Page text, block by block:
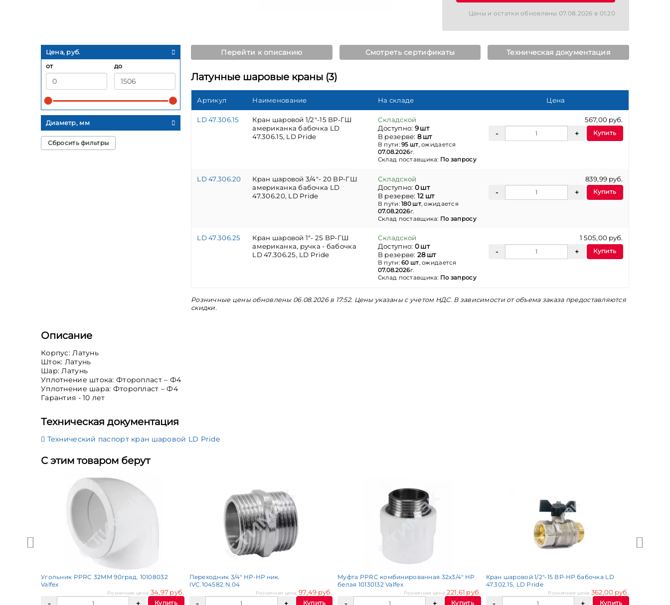
Цены и остатки обновлены 07.08.2026 в 01:20
Цена, руб.
от
до
Диаметр, мм
Сбросить фильтры
Перейти к описанию Смотреть сертификаты Техническая документация
Латунные шаровые краны (3)
Артикул Наименование На складе Цена
LD 47.306.15
Кран шаровой 1/2"-15 ВР-ГШ
американка бабочка LD
47.306.15, LD Pride
Складской
Доступно: 9 шт
В резерве:8 шт
В пути:95 шт, ожидается
07.08.2026г.
Склад поставщика: По запросу
567,00 руб.
Купить
LD 47.306.20
Кран шаровой 3/4"- 20 ВР-ГШ
американка бабочка LD
47.306.20, LD Pride
Складской
Доступно: 0 шт
В резерве:12 шт
В пути:180 шт, ожидается
07.08.2026г.
Склад поставщика: По запросу
839,99 руб.
Купить
LD 47.306.25
Кран шаровой 1"- 25 ВР-ГШ
американка, ручка - бабочка
LD 47.306.25, LD Pride
Складской
Доступно: 0 шт
В резерве:28 шт
В пути:60 шт, ожидается
07.08.2026г.
Склад поставщика: По запросу
1 505,00 руб.
Купить
Розничные цены обновлены 06.08.2026 в 17:52. Цены указаны с учетом НДС. В зависимости от объема заказа предоставляются
скидки.
Описание
Корпус: Латунь
Шток: Латунь
Шар: Латунь
Уплотнение штока: Фторопласт – Ф4
Уплотнение шара: Фторопласт – Ф4
Гарантия - 10 лет
Техническая документация
Технический паспорт кран шаровой LD Pride
С этим товаром берут
Угольник PPRC 32ММ 90град. 10108032
Valfex
Розничная цена: 34,97 руб.
Купить
Переходник 3/4" НР-НР ник.
IVC.104582.N.04
Розничная цена:97,49 руб.
Купить
Муфта PPRC комбинированная 32х3/4" НР
белая 10130132 Valfex
Розничная цена:221,61 руб.
Купить
Кран шаровой 1/2"-15 ВР-НР бабочка LD
47.302.15, LD Pride
Розничная цена: 362,00 руб.
Купить